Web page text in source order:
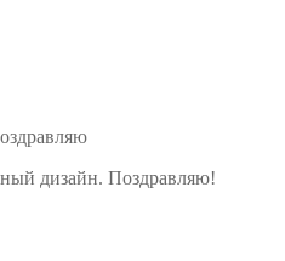
дизайн. Поздравляю!